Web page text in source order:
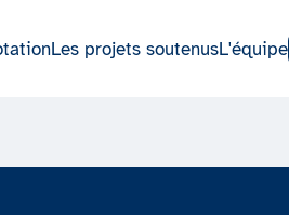
Les projets soutenusL'équipe